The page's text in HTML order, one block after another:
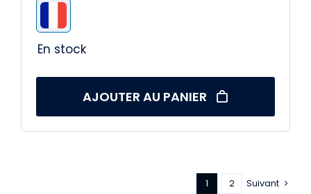
En stock
AJOUTER AU PANIER
1 2 Suivant